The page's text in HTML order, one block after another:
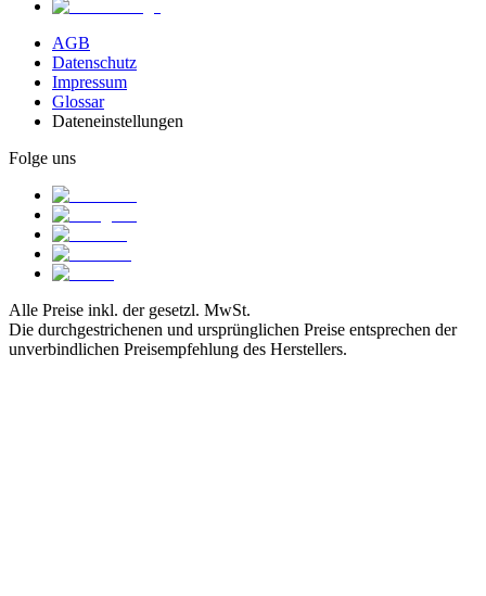
AGB
Datenschutz
Impressum
Glossar
Dateneinstellungen
Folge uns
Alle Preise inkl. der gesetzl. MwSt.
Die durchgestrichenen und ursprünglichen Preise entsprechen der
unverbindlichen Preisempfehlung des Herstellers.